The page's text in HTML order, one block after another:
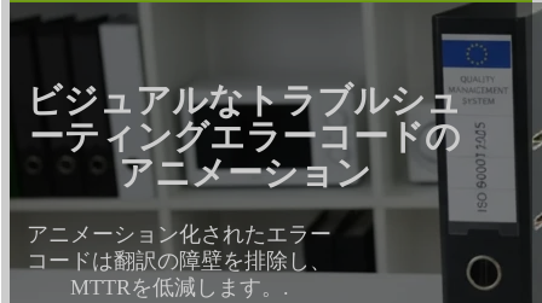
ビジュアルなトラブルシュ
ーティングエラーコードの
アニメーション
アニメーション化されたエラー
コードは翻訳の障壁を排除し、
MTTRを低減します。.